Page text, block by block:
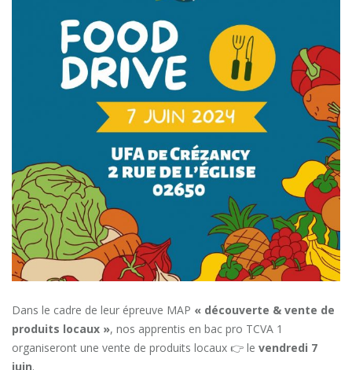
Dans le cadre de leur épreuve MAP « découverte & vente de
produits locaux », nos apprentis en bac pro TCVA 1
organiseront une vente de produits locaux 👉 le vendredi 7
juin.